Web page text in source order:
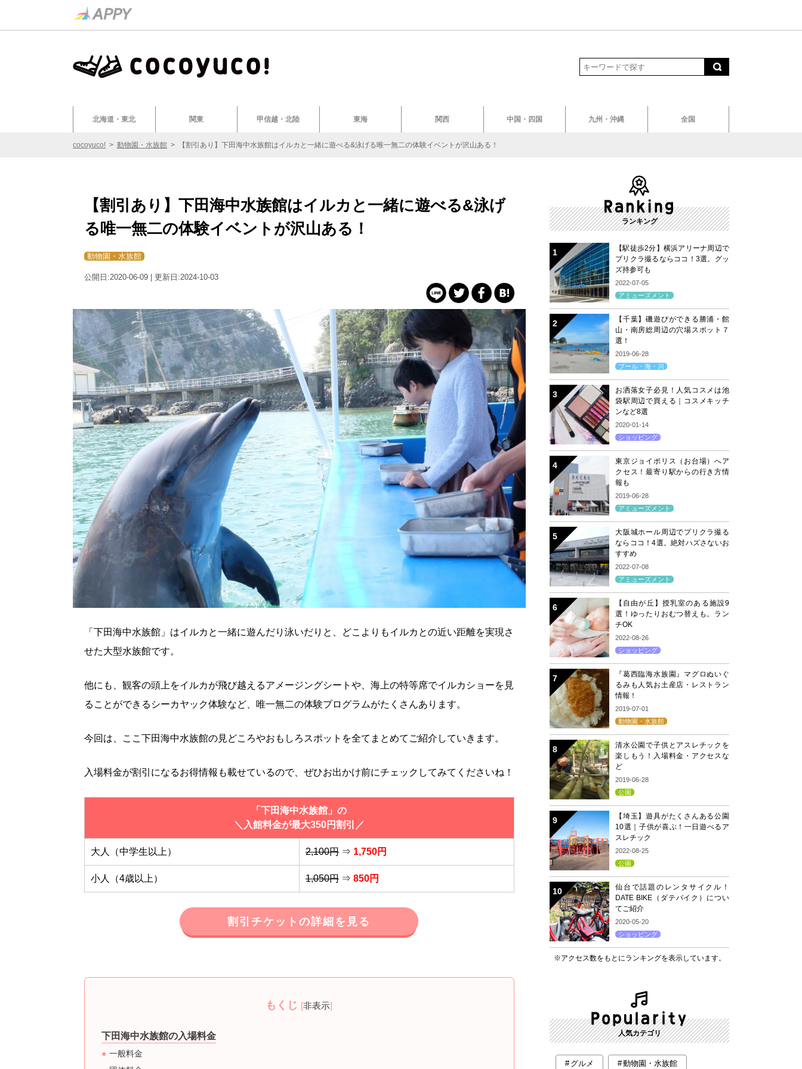
北海道・東北 関東 甲信越・北陸 東海 関西 中国・四国 九州・沖縄 全国
cocoyuco! > 動物園・水族館 > 【割引あり】下田海中水族館はイルカと一緒に遊べる&泳げる唯一無二の体験イベントが沢山ある！
【割引あり】下田海中水族館はイルカと一緒に遊べる&泳げ
る唯一無二の体験イベントが沢山ある！
動物園・水族館
公開日:2020-06-09 | 更新日:2024-10-03
「下田海中水族館」はイルカと一緒に遊んだり泳いだりと、どこよりもイルカとの近い距離を実現さ
せた大型水族館です。
他にも、観客の頭上をイルカが飛び越えるアメージングシートや、海上の特等席でイルカショーを見
ることができるシーカヤック体験など、唯一無二の体験プログラムがたくさんあります。
今回は、ここ下田海中水族館の見どころやおもしろスポットを全てまとめてご紹介していきます。
入場料金が割引になるお得情報も載せているので、ぜひお出かけ前にチェックしてみてくださいね！
「下田海中水族館」の
＼入館料金が最大350円割引／
大人（中学生以上） 2,100円⇒ 1,750円
小人（4歳以上） 1,050円⇒ 850円
割引チケットの詳細を見る
もくじ [非表示]
下田海中水族館の入場料金
一般料金
ランキング
【駅徒歩2分】横浜アリーナ周辺で
プリクラ撮るならココ！3選。グッ
ズ持参可も
2022-07-05
アミューズメント
【千葉】磯遊びができる勝浦・館
山・南房総周辺の穴場スポット７
選！
2019-06-28
プール・海・川
お洒落女子必見！人気コスメは池
袋駅周辺で買える｜コスメキッチ
ンなど8選
2020-01-14
ショッピング
東京ジョイポリス（お台場）へア
クセス！最寄り駅からの行き方情
報も
2019-06-28
アミューズメント
大阪城ホール周辺でプリクラ撮る
ならココ！4選。絶対ハズさないお
すすめ
2022-07-08
アミューズメント
【自由が丘】授乳室のある施設9
選！ゆったりおむつ替えも。ラン
チOK
2022-08-26
ショッピング
『葛西臨海水族園』マグロぬいぐ
るみも人気お土産店・レストラン
情報！
2019-07-01
動物園・水族館
清水公園で子供とアスレチックを
楽しもう！入場料金・アクセスな
ど
2019-06-28
公園
【埼玉】遊具がたくさんある公園
10選｜子供が喜ぶ！一日遊べるア
スレチック
2022-08-25
公園
仙台で話題のレンタサイクル！
DATE BIKE（ダテバイク）につい
てご紹介
2020-05-20
ショッピング
※アクセス数をもとにランキングを表示しています。
人気カテゴリ
グルメ 動物園・水族館